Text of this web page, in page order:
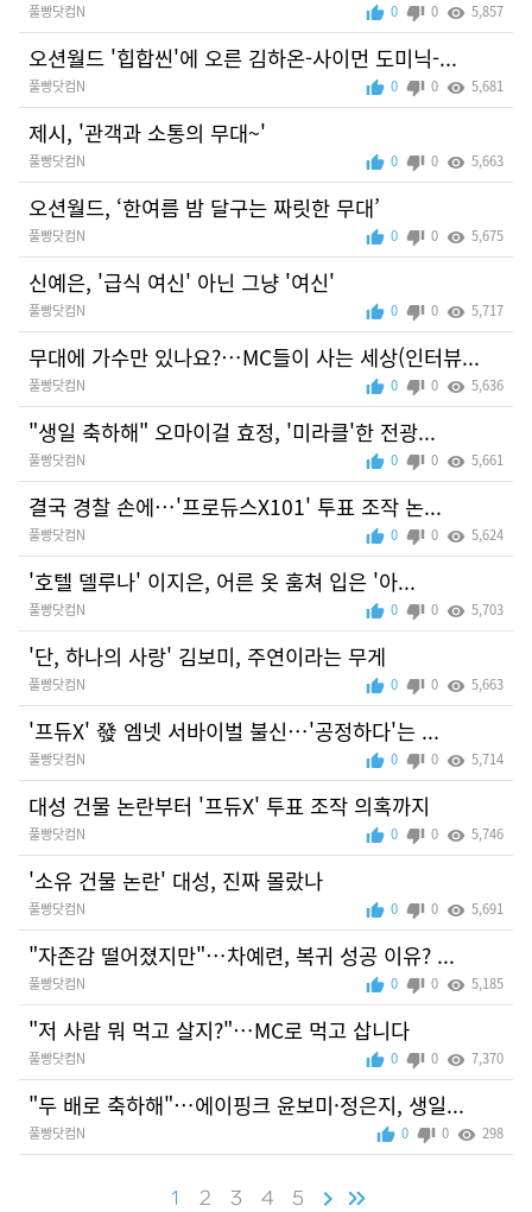
풀빵닷컴N 0 0 5,857
오션월드 '힙합씬'에 오른 김하온-사이먼 도미닉-...
풀빵닷컴N 0 0 5,681
제시, '관객과 소통의 무대~'
풀빵닷컴N 0 0 5,663
오션월드, ‘한여름 밤 달구는 짜릿한 무대’
풀빵닷컴N 0 0 5,675
신예은, '급식 여신' 아닌 그냥 '여신'
풀빵닷컴N 0 0 5,717
무대에 가수만 있나요?…MC들이 사는 세상(인터뷰...
풀빵닷컴N 0 0 5,636
"생일 축하해" 오마이걸 효정, '미라클'한 전광...
풀빵닷컴N 0 0 5,661
결국 경찰 손에…'프로듀스X101' 투표 조작 논...
풀빵닷컴N 0 0 5,624
'호텔 델루나' 이지은, 어른 옷 훔쳐 입은 '아...
풀빵닷컴N 0 0 5,703
'단, 하나의 사랑' 김보미, 주연이라는 무게
풀빵닷컴N 0 0 5,663
'프듀X' 發 엠넷 서바이벌 불신…'공정하다'는 ...
풀빵닷컴N 0 0 5,714
대성 건물 논란부터 '프듀X' 투표 조작 의혹까지
풀빵닷컴N 0 0 5,746
'소유 건물 논란' 대성, 진짜 몰랐나
풀빵닷컴N 0 0 5,691
"자존감 떨어졌지만"…차예련, 복귀 성공 이유? ...
풀빵닷컴N 0 0 5,185
"저 사람 뭐 먹고 살지?"…MC로 먹고 삽니다
풀빵닷컴N 0 0 7,370
"두 배로 축하해"…에이핑크 윤보미·정은지, 생일...
풀빵닷컴N 0 0 298
1 2 3 4 5